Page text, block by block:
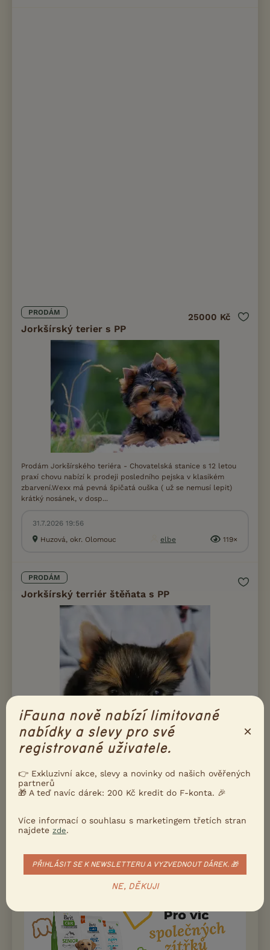
PRODÁM
Jorkšírský terier s PP
25000 Kč
Prodám Jorkšírského teriéra - Chovatelská stanice s 12 letou
praxí chovu nabízí k prodeji posledního pejska v klasikém
zbarvení.Wexx má pevná špičatá ouška ( už se nemusí lepit)
krátký nosánek, v dosp...
31.7.2026 19:56
Huzová, okr. Olomouc
elbe 119×
PRODÁM
Jorkšírský terriér štěňata s PP
Prodám Jorkšírského teriéra - Prodám štěňátka jorkšírského
terriéra s PP FCI. Očkování, odčervení, čipovaní čekají na svoji
mazlíčka.
Sadská, okr. Nymburk
stribrna... 276×
iFauna nově nabízí limitované
nabídky a slevy pro své
registrované uživatele.
×
👉 Exkluzivní akce, slevy a novinky od našich ověřených
partnerů
🎁 A teď navíc dárek: 200 Kč kredit do F-konta. 🎉
Více informací o souhlasu s marketingem třetích stran
najdete zde.
PŘIHLÁSIT SE K NEWSLETTERU A VYZVEDNOUT DÁREK. 🎁
NE, DĚKUJI